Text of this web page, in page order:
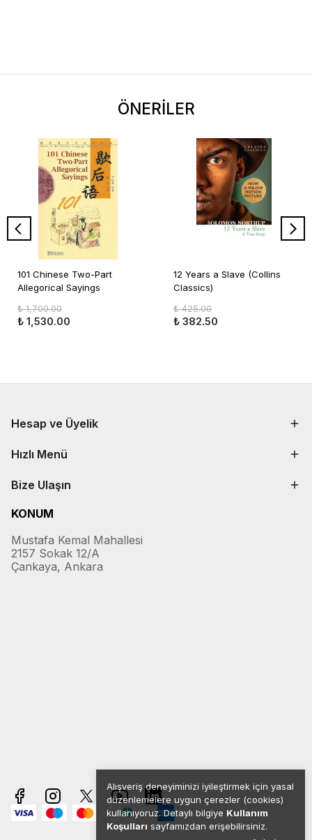
Alışveriş deneyiminizi iyileştirmek için yasal
düzenlemelere uygun çerezler (cookies)
kullanıyoruz. Detaylı bilgiye Kullanım
Koşulları sayfamızdan erişebilirsiniz.
ÖNERİLER
101 Chinese Two-Part
Allegorical Sayings
₺ 1,700.00
₺ 1,530.00
12 Years a Slave (Collins
Classics)
₺ 425.00
₺ 382.50
Hesap ve Üyelik
Hızlı Menü
Bize Ulaşın
KONUM
Mustafa Kemal Mahallesi
2157 Sokak 12/A
Çankaya, Ankara